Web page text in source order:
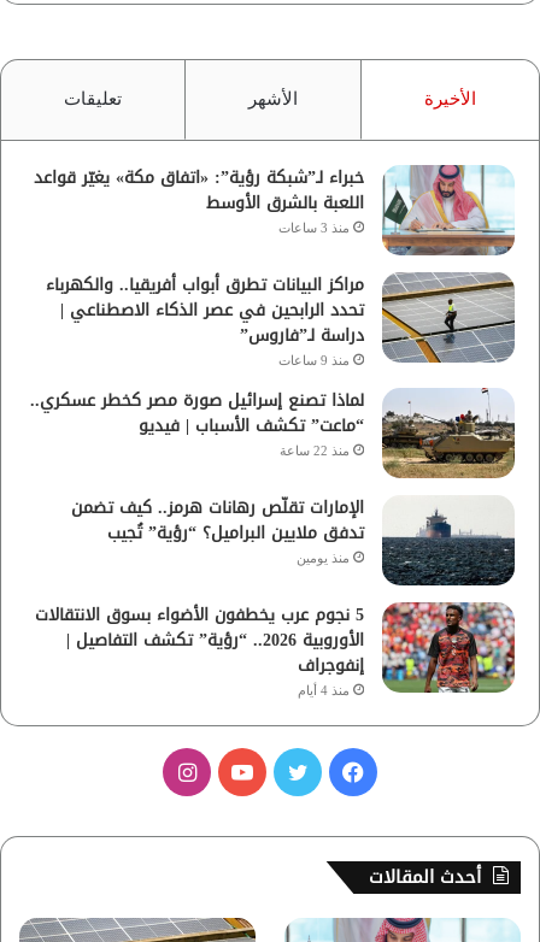
الأخيرة الأشهر تعليقات
خبراء لـ”شبكة رؤية”: «اتفاق مكة» يغيّر قواعد
اللعبة بالشرق الأوسط
منذ 3 ساعات
مراكز البيانات تطرق أبواب أفريقيا.. والكهرباء
تحدد الرابحين في عصر الذكاء الاصطناعي |
دراسة لـ”فاروس”
منذ 9 ساعات
لماذا تصنع إسرائيل صورة مصر كخطر عسكري..
“ماعت” تكشف الأسباب | فيديو
منذ 22 ساعة
الإمارات تقلّص رهانات هرمز.. كيف تضمن
تدفق ملايين البراميل؟ “رؤية” تُجيب
منذ يومين
5 نجوم عرب يخطفون الأضواء بسوق الانتقالات
الأوروبية 2026.. “رؤية” تكشف التفاصيل |
إنفوجراف
منذ 4 أيام
س
ب
ي
ت
أحدث المقالات